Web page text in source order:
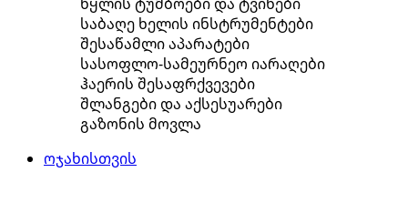
საბაღე ხელის ინსტრუმენტები
შესაწამლი აპარატები
სასოფლო-სამეურნეო იარაღები
ჰაერის შესაფრქვევები
შლანგები და აქსესუარები
გაზონის მოვლა
ოჯახისთვის